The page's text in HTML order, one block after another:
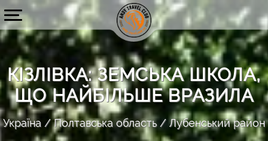
КІЗЛІВКА: ЗЕМСЬКА ШКОЛА,
ЩО НАЙБІЛЬШЕ ВРАЗИЛА
Україна Полтавська область Лубенський район